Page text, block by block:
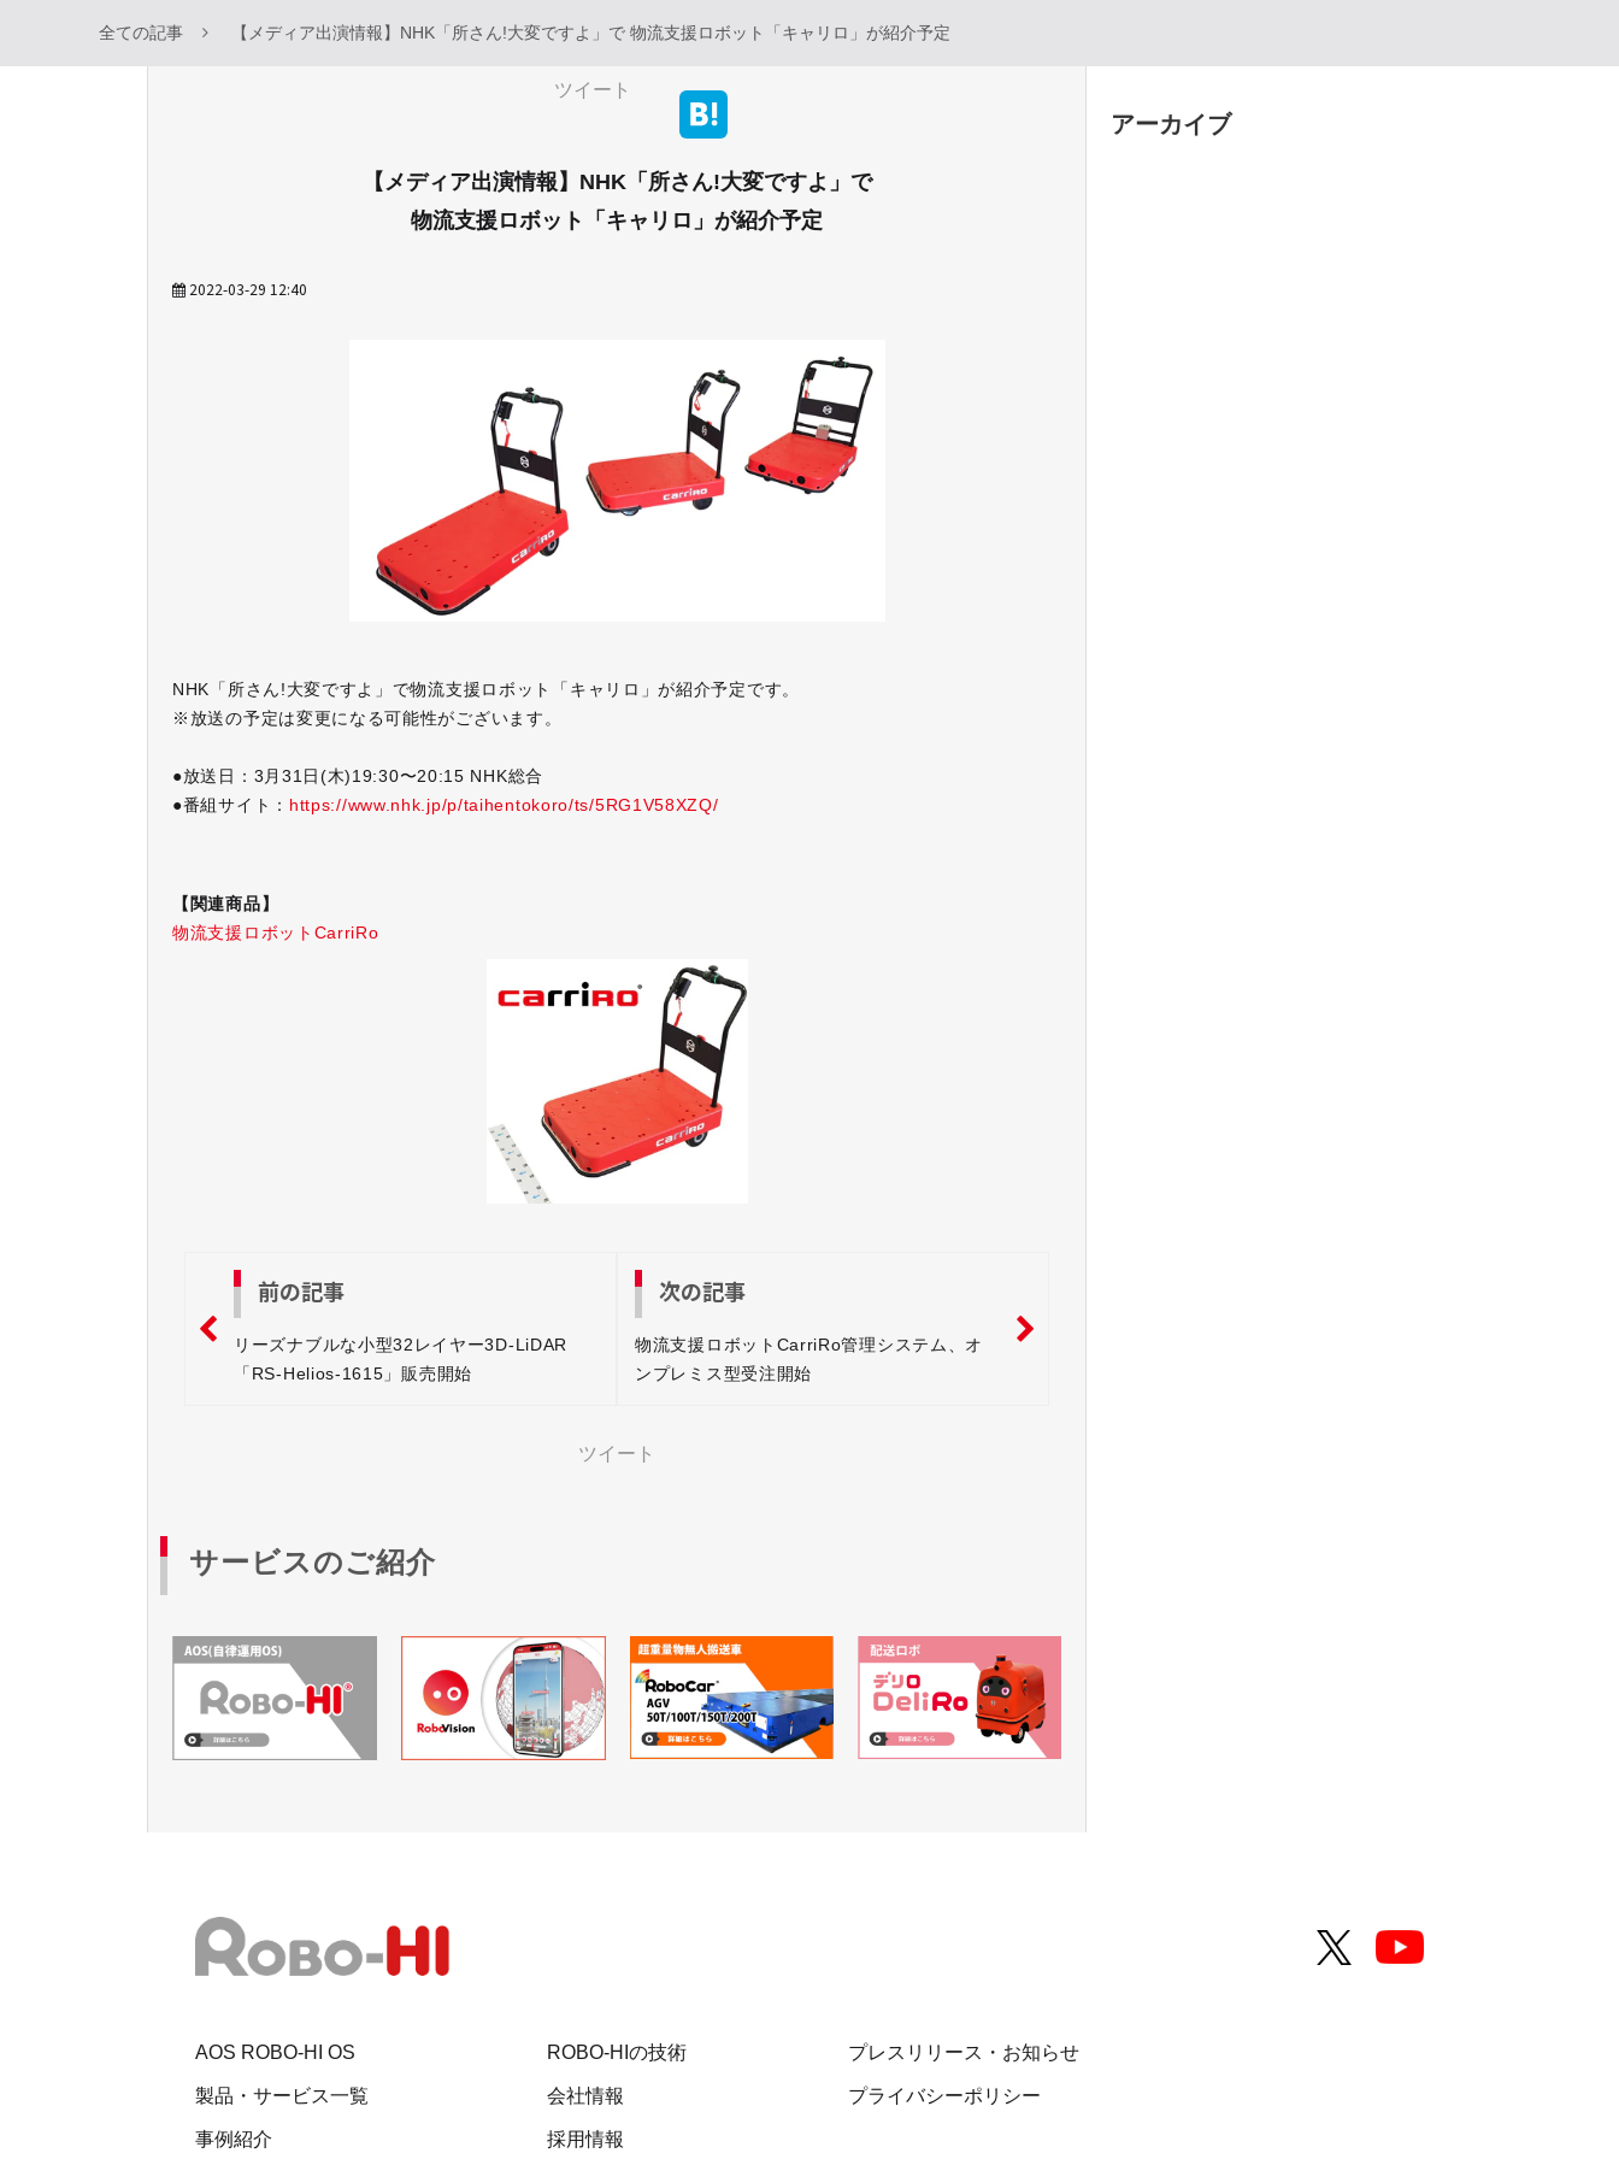
全ての記事 【メディア出演情報】NHK「所さん!大変ですよ」で 物流支援ロボット「キャリロ」が紹介予定
ツイート
【メディア出演情報】NHK「所さん!大変ですよ」で
物流支援ロボット「キャリロ」が紹介予定
2022-03-29 12:40
NHK「所さん!大変ですよ」で物流支援ロボット「キャリロ」が紹介予定です。
※放送の予定は変更になる可能性がございます。
●放送日：3月31日(木)19:30〜20:15 NHK総合
●番組サイト： https://www.nhk.jp/p/taihentokoro/ts/5RG1V58XZQ/
【関連商品】
物流支援ロボットCarriRo
前の記事
リーズナブルな小型32レイヤー3D-LiDAR
「RS-Helios-1615」販売開始
次の記事
物流支援ロボットCarriRo管理システム、オ
ンプレミス型受注開始
ツイート
サービスのご紹介
アーカイブ
AOS ROBO-HI OS
製品・サービス一覧
事例紹介
ROBO-HIの技術
会社情報
採用情報
プレスリリース・お知らせ
プライバシーポリシー